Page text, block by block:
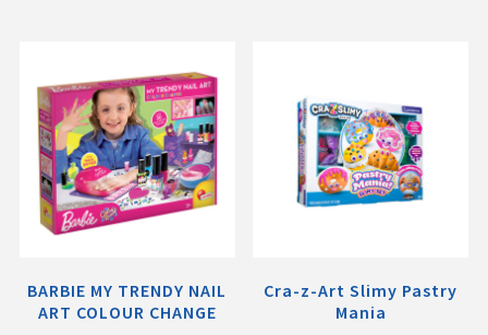
BARBIE MY TRENDY NAIL
ART COLOUR CHANGE
Cra-z-Art Slimy Pastry
Mania